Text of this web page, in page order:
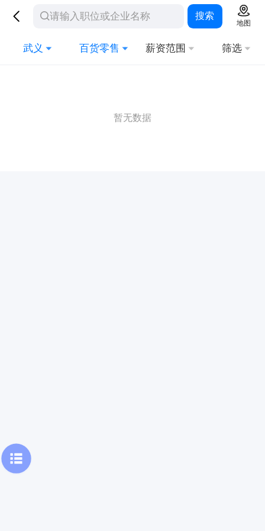
搜索
地图
武义 百货零售 薪资范围 筛选
暂无数据